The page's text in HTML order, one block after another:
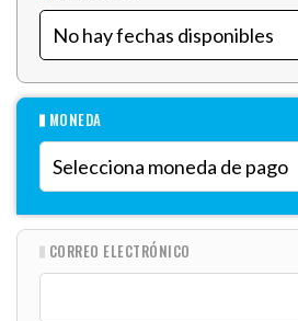
MONEDA
CORREO ELECTRÓNICO